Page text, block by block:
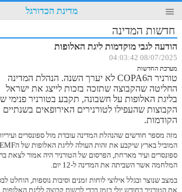
מדינת הכדורגל
חדשות המדינה
הודעה לגבי מוקדמות ליגת האלופות
08/07/2025 04:03:42
מערכת החדשות
טורניר הCOPA6 לא יערך השנה. הנהלת המדינה
החליטה שהקבוצה שתזכה בזכות לייצג את ישראל
בליגת האלופות על חשבונה, תקבע בטורניר פנימי
הקבוצות שהעפילו לטורנירים האירופאים בשנתיים
הקודמות.
מזה מספר חודשים שהנהלת המדינה עובדת מול ספונסרים
ספונסרים ועיר מארחת, הפרסום של הטורניר היה אמור לצאת
המלחמה אשר השביתה את המדינה ל-12 יום.
במצב שנוצר ובגלל אילוצי לוחות זמנים וסיבות נוספות, הוחלט